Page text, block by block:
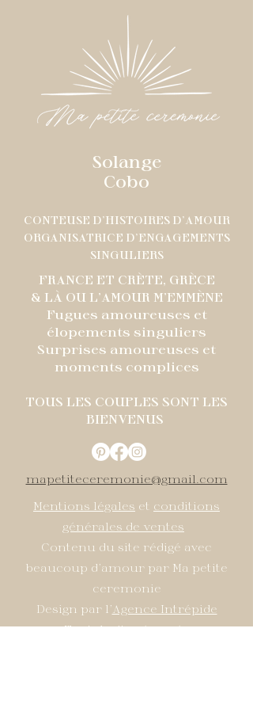
Solange
Cobo
CONTEUSE D'HISTOIRES D'AMOUR
ORGANISATRICE D'ENGAGEMENTS
SINGULIERS
FRANCE ET CRÈTE, GRÈCE
& LÀ OU L'AMOUR M'EMMÈNE
Fugues amoureuses et
élopements singuliers
Surprises amoureuses et
moments complices
TOUS LES COUPLES SONT LES
BIENVENUS
mapetiteceremonie@gmail.com
Mentions légales et conditions
générales de ventes
Contenu du site rédigé avec
beaucoup d'amour par Ma petite
ceremonie
Design par l' Agence Intrépide
Tout droits réservés